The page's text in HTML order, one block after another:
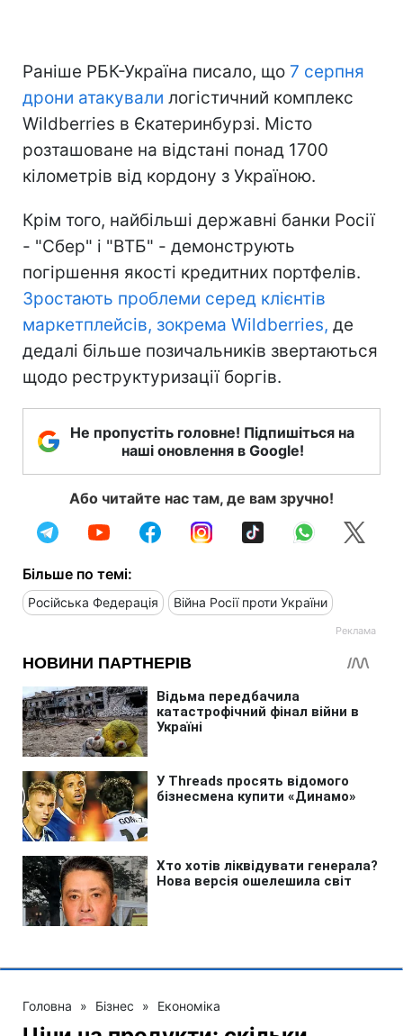
Раніше РБК-Україна писало, що 7 серпня
дрони атакували логістичний комплекс
Wildberries в Єкатеринбурзі. Місто
розташоване на відстані понад 1700
кілометрів від кордону з Україною.
Крім того, найбільші державні банки Росії
- "Сбер" і "ВТБ" - демонструють
погіршення якості кредитних портфелів.
Зростають проблеми серед клієнтів
маркетплейсів, зокрема Wildberries, де
дедалі більше позичальників звертаються
щодо реструктуризації боргів.
Не пропустіть головне! Підпишіться на
наші оновлення в Google!
Або читайте нас там, де вам зручно!
Більше по темі:
Російська Федерація Війна Росії проти України
Головна » Бізнес » Економіка